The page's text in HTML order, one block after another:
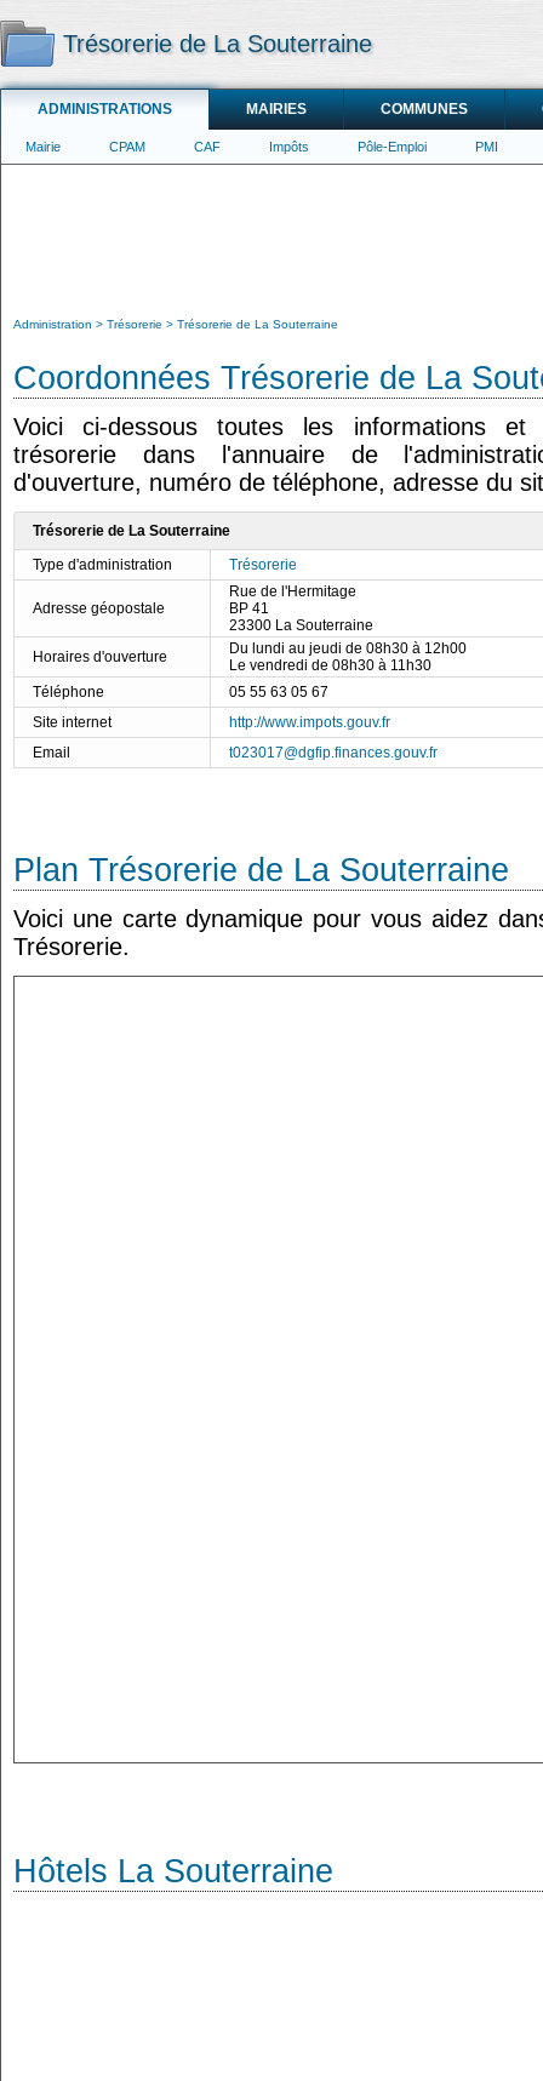
Trésorerie de La Souterraine
ADMINISTRATIONS MAIRIES COMMUNES
Mairie CPAM CAF Impôts Pôle-Emploi PMI
Administration Trésorerie Trésorerie de La Souterraine
Coordonnées Trésorerie de La
Voici ci-dessous toutes les informations et
trésorerie dans l'annuaire de
d'ouverture, numéro de téléphone, adresse du
Trésorerie de La Souterraine
Type d'administration
Trésorerie
Adresse géopostale
Rue de l'Hermitage
BP 41
23300 La Souterraine
Horaires d'ouverture
Du lundi au jeudi de 08h30 à 12h00
Le vendredi de 08h30 à 11h30
Téléphone
05 55 63 05 67
Site internet
http://www.impots.gouv.fr
Email
t023017@dgfip.finances.gouv.fr
Plan Trésorerie de La Souterraine
Voici une carte dynamique pour vous aidez
Trésorerie.
Hôtels La Souterraine